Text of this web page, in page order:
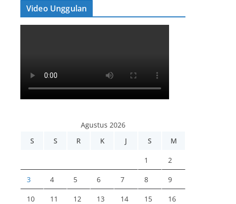
Video Unggulan
Agustus 2026
S
S R K J S M
1 2
3 4 5 6 7 8 9
10 11 12 13 14 15 16